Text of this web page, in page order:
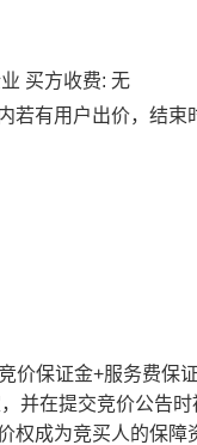
买方收费: 无
若有用户出价，结
价保证金+服务费保
并在提交竞价公告
权成为竞买人的保障